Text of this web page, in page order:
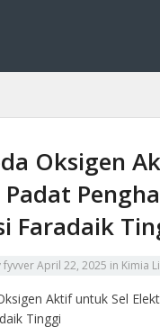
Oksigen
Padat
Faradaik
fyvverApril 22, 2025 in Kimia